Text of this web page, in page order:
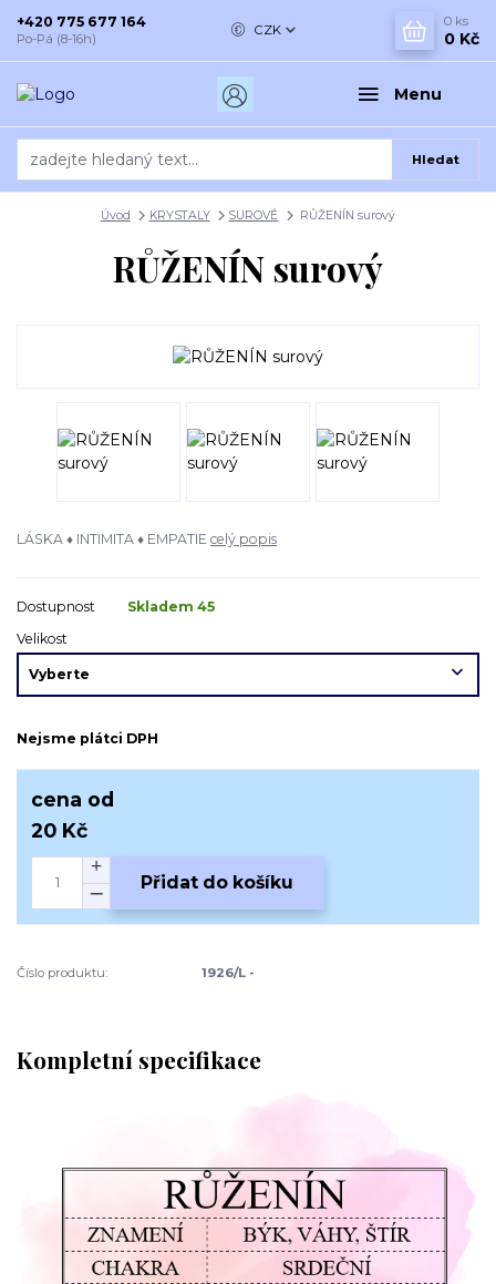
Menu
CZK
Hledat
+420 775 677 164
Po-Pá (8-16h)
0 ks
0 Kč
Úvod KRYSTALY SUROVÉ RŮŽENÍN surový
RŮŽENÍN surový
LÁSKA ♦ INTIMITA ♦ EMPATIE celý popis
Dostupnost
Skladem 45
Velikost
Nejsme plátci DPH
cena od
20 Kč
Přidat do košíku
Číslo produktu: 1926/L -
Kompletní specifikace